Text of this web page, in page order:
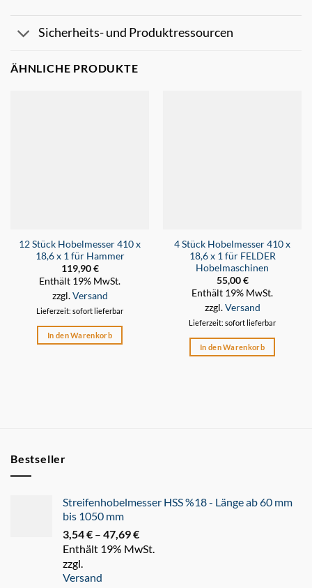
Sicherheits- und Produktressourcen
ÄHNLICHE PRODUKTE
12 Stück Hobelmesser 410 x
18,6 x 1 für Hammer
119,90€
Enthält 19% MwSt.
zzgl.Versand
Lieferzeit: sofort lieferbar
In den Warenkorb
4 Stück Hobelmesser 410 x
18,6 x 1 für FELDER
Hobelmaschinen
55,00€
Enthält 19% MwSt.
zzgl.Versand
Lieferzeit: sofort lieferbar
In den Warenkorb
Bestseller
Streifenhobelmesser HSS %18 - Länge ab 60 mm
bis 1050 mm
3,54€ – 47,69€
3,54 €
Enthält 19% MwSt.
zzgl.
Versand